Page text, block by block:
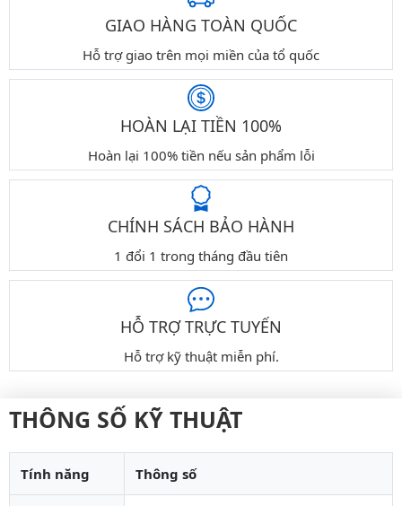
GIAO HÀNG TOÀN QUỐC
Hỗ trợ giao trên mọi miền của tổ quốc
HOÀN LẠI TIỀN 100%
Hoàn lại 100% tiền nếu sản phẩm lỗi
CHÍNH SÁCH BẢO HÀNH
1 đổi 1 trong tháng đầu tiên
HỖ TRỢ TRỰC TUYẾN
Hỗ trợ kỹ thuật miễn phí.
THÔNG SỐ KỸ THUẬT
Tính năng Thông số